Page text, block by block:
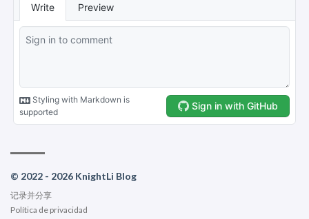
© 2022 - 2026 KnightLi Blog
记录并分享
Política de privacidad